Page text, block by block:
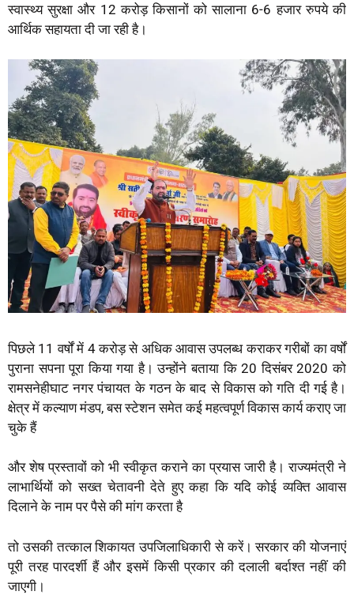
स्वास्थ्य सुरक्षा और 12 करोड़ किसानों को सालाना 6-6 हजार रुपये की
आर्थिक सहायता दी जा रही है।
पिछले 11 वर्षों में 4 करोड़ से अधिक आवास उपलब्ध कराकर गरीबों का वर्षों
पुराना सपना पूरा किया गया है। उन्होंने बताया कि 20 दिसंबर 2020 को
रामसनेहीघाट नगर पंचायत के गठन के बाद से विकास को गति दी गई है।
क्षेत्र में कल्याण मंडप, बस स्टेशन समेत कई महत्वपूर्ण विकास कार्य कराए जा
चुके हैं
और शेष प्रस्तावों को भी स्वीकृत कराने का प्रयास जारी है। राज्यमंत्री ने
लाभार्थियों को सख्त चेतावनी देते हुए कहा कि यदि कोई व्यक्ति आवास
दिलाने के नाम पर पैसे की मांग करता है
तो उसकी तत्काल शिकायत उपजिलाधिकारी से करें। सरकार की योजनाएं
पूरी तरह पारदर्शी हैं और इसमें किसी प्रकार की दलाली बर्दाश्त नहीं की
जाएगी।